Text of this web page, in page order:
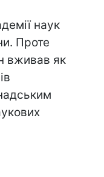
наук
Проте
вживав як